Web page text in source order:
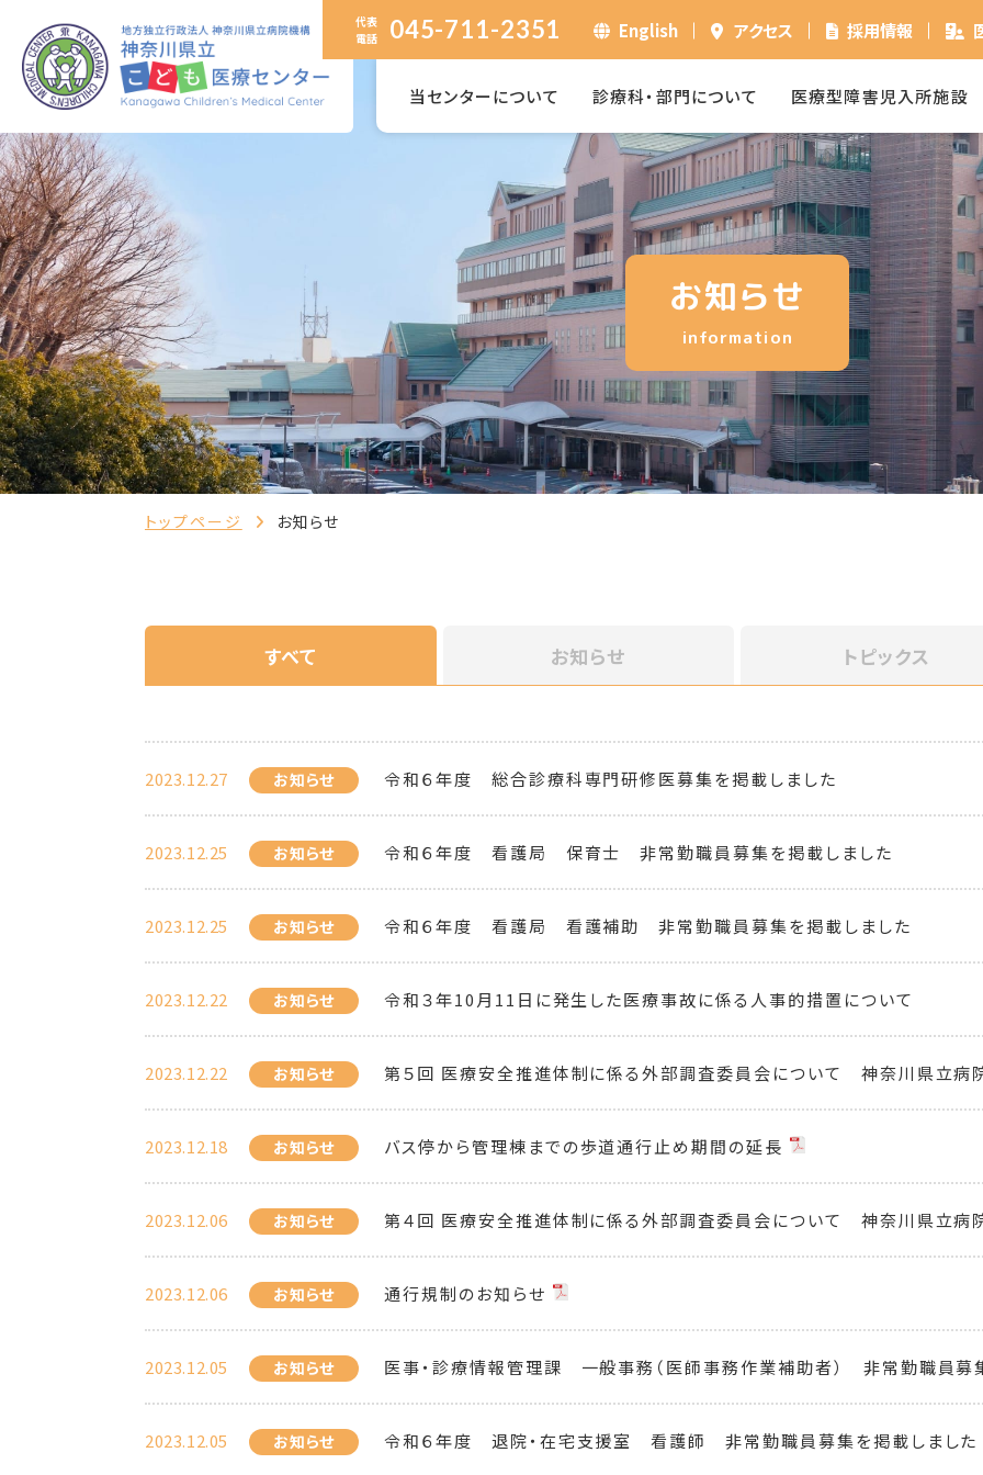
代表
電話
045-711-2351 English アクセス 採用情報
当センターについて 診療科・部門について 医療型障害児入所施設
お知らせ
information
トップページ お知らせ
すべて お知らせ トピックス
2023.12.27 お知らせ 令和６年度 総合診療科専門研修医募集を掲載しました
2023.12.25 お知らせ 令和６年度 看護局 保育士 非常勤職員募集を掲載しました
2023.12.25 お知らせ 令和６年度 看護局 看護補助 非常勤職員募集を掲載しました
2023.12.22 お知らせ 令和３年10月11日に発生した医療事故に係る人事的措置について
2023.12.22 お知らせ 第５回 医療安全推進体制に係る外部調査委員会について 神奈川県立病
2023.12.18 お知らせ バス停から管理棟までの歩道通行止め期間の延長
2023.12.06 お知らせ 第４回 医療安全推進体制に係る外部調査委員会について 神奈川県立病
2023.12.06 お知らせ 通行規制のお知らせ
2023.12.05 お知らせ 医事・診療情報管理課 一般事務（医師事務作業補助者） 非常勤職員募
2023.12.05 お知らせ 令和６年度 退院・在宅支援室 看護師 非常勤職員募集を掲載しました